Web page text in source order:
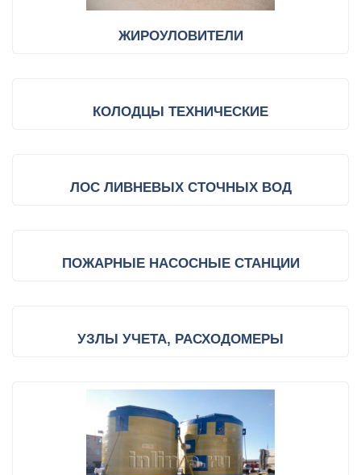
ЖИРОУЛОВИТЕЛИ
КОЛОДЦЫ ТЕХНИЧЕСКИЕ
ЛОС ЛИВНЕВЫХ СТОЧНЫХ ВОД
ПОЖАРНЫЕ НАСОСНЫЕ СТАНЦИИ
УЗЛЫ УЧЕТА, РАСХОДОМЕРЫ